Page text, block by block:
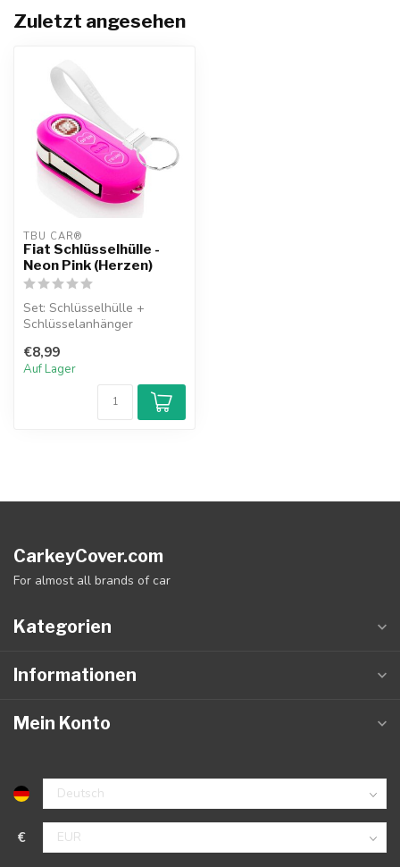
Zuletzt angesehen
TBU CAR®
Fiat Schlüsselhülle -
Neon Pink (Herzen)
Set: Schlüsselhülle +
Schlüsselanhänger
€8,99
Auf Lager
CarkeyCover.com
For almost all brands of car
Kategorien
Informationen
Mein Konto
€